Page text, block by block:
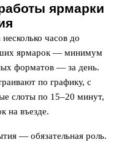
ярмарки
часов до
ярмарок — минимум
форматов — за день.
по графику, с
слоты по 15–20 минут,
на въезде.
— обязательная роль.